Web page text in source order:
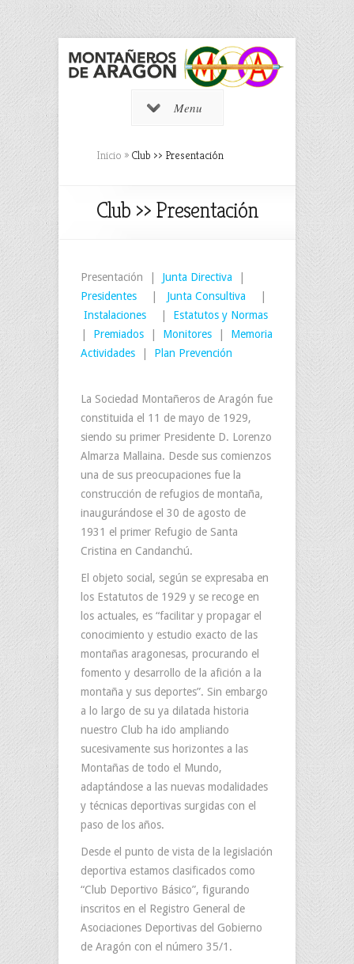
Menu
Inicio » Club ›› Presentación
Club ›› Presentación
Presentación | Junta Directiva
Presidentes
Junta Consultiva
Instalaciones
Estatutos y Normas
Premiados Monitores
Memoria
Actividades
Plan Prevención
La Sociedad Montañeros de Aragón fue
constituida el 11 de mayo de 1929,
siendo su primer Presidente D. Lorenzo
Almarza Mallaina. Desde sus comienzos
una de sus preocupaciones fue la
construcción de refugios de montaña,
inaugurándose el 30 de agosto de
1931 el primer Refugio de Santa
Cristina en Candanchú.
El objeto social, según se expresaba en
los Estatutos de 1929 y se recoge en
los actuales, es “facilitar y propagar el
conocimiento y estudio exacto de las
montañas aragonesas, procurando el
fomento y desarrollo de la afición a la
montaña y sus deportes”. Sin embargo
a lo largo de su ya dilatada historia
nuestro Club ha ido ampliando
sucesivamente sus horizontes a las
Montañas de todo el Mundo,
adaptándose a las nuevas modalidades
y técnicas deportivas surgidas con el
paso de los años.
Desde el punto de vista de la legislación
deportiva estamos clasificados como
“Club Deportivo Básico”, figurando
inscritos en el Registro General de
Asociaciones Deportivas del Gobierno
de Aragón con el número 35/1.